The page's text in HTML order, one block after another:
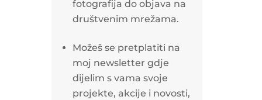
fotografija do objava na
društvenim mrežama.
Možeš se pretplatiti na
moj newsletter gdje
dijelim s vama svoje
projekte, akcije i novosti,